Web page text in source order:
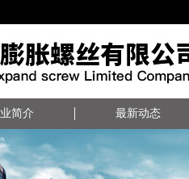
简介 最新动态